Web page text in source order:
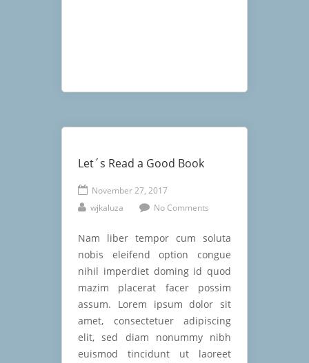
Let´s Read a Good Book
November 27, 2017
wjkaluza
No Comments
Nam liber tempor cum soluta
nobis eleifend option congue
nihil imperdiet doming id quod
mazim placerat facer possim
assum. Lorem ipsum dolor sit
amet, consectetuer adipiscing
elit, sed diam nonummy nibh
euismod tincidunt ut laoreet